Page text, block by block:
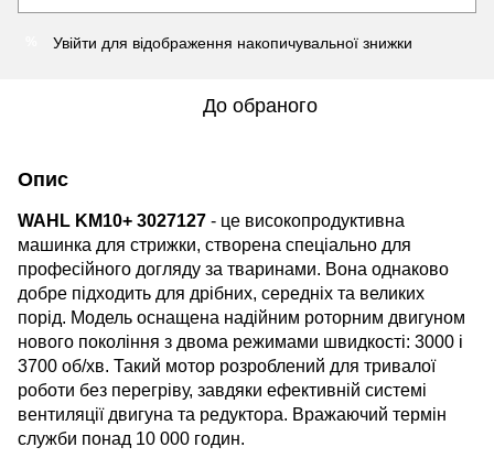
Увійти для відображення накопичувальної знижки
До обраного
Опис
WAHL KM10+ 3027127 - це високопродуктивна
машинка для стрижки, створена спеціально для
професійного догляду за тваринами. Вона однаково
добре підходить для дрібних, середніх та великих
порід. Модель оснащена надійним роторним двигуном
нового покоління з двома режимами швидкості: 3000 і
3700 об/хв. Такий мотор розроблений для тривалої
роботи без перегріву, завдяки ефективній системі
вентиляції двигуна та редуктора. Вражаючий термін
служби понад 10 000 годин.